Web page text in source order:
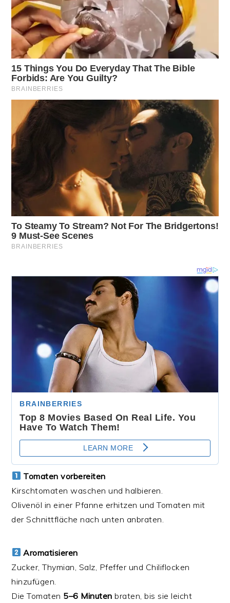
Tomaten vorbereiten
Kirschtomaten waschen und halbieren.
Olivenöl in einer Pfanne erhitzen und Tomaten mit
der Schnittfläche nach unten anbraten.
Aromatisieren
Zucker, Thymian, Salz, Pfeffer und Chiliflocken
hinzufügen.
Die Tomaten 5–6 Minuten braten, bis sie leicht